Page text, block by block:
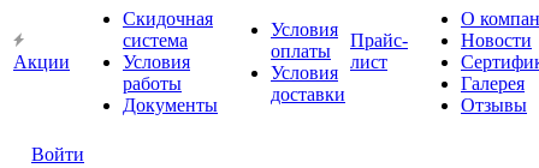
Акции
Скидочная
система
Условия
работы
Документы
Условия
оплаты
Условия
доставки
Прайс-
лист
О
Новости
Галерея
Отзывы
Войти